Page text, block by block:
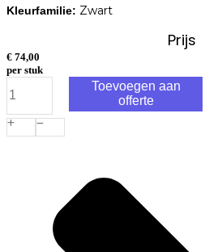
Kleurfamilie: Zwart
Prijs
€ 74,00
per stuk
Lite
Micro
Scope
12v
Toevoegen aan
offerte